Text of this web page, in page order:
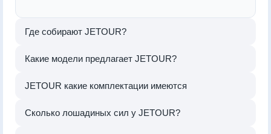
Где собирают JETOUR?
Какие модели предлагает JETOUR?
JETOUR какие комплектации имеются
Сколько лошадиных сил у JETOUR?